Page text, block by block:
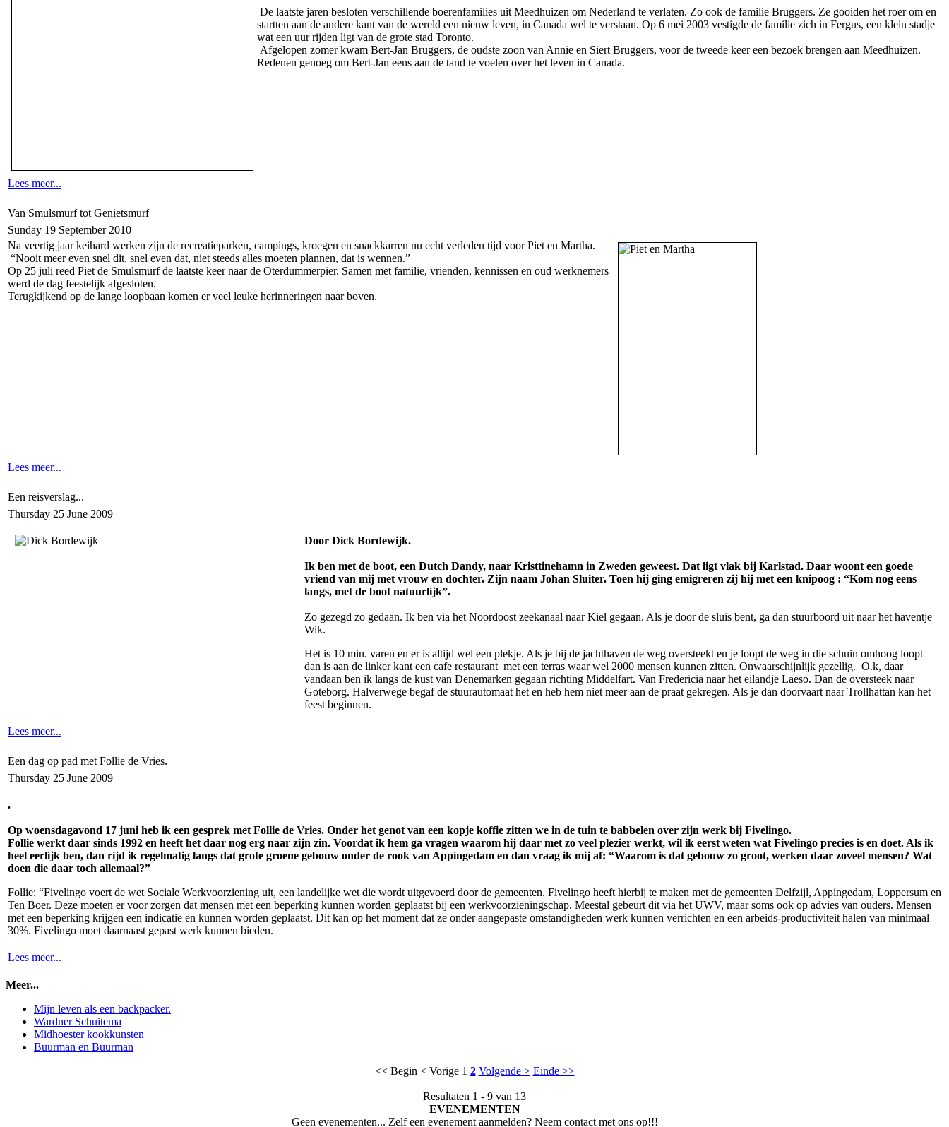
De laatste jaren besloten verschillende boerenfamilies uit Meedhuizen om Nederland te verlaten. Zo ook de familie Bruggers. Ze gooiden het roer om en
startten aan de andere kant van de wereld een nieuw leven, in Canada wel te verstaan. Op 6 mei 2003 vestigde de familie zich in Fergus, een klein stadje
wat een uur rijden ligt van de grote stad Toronto.
Afgelopen zomer kwam Bert-Jan Bruggers, de oudste zoon van Annie en Siert Bruggers, voor de tweede keer een bezoek brengen aan Meedhuizen.
Redenen genoeg om Bert-Jan eens aan de tand te voelen over het leven in Canada.
Lees meer...
Van Smulsmurf tot Genietsmurf
Sunday 19 September 2010
Na veertig jaar keihard werken zijn de recreatieparken, campings, kroegen en snackkarren nu echt verleden tijd voor Piet en Martha.
“Nooit meer even snel dit, snel even dat, niet steeds alles moeten plannen, dat is wennen.”
Op 25 juli reed Piet de Smulsmurf de laatste keer naar de Oterdummerpier. Samen met familie, vrienden, kennissen en oud werknemers
werd de dag feestelijk afgesloten.
Terugkijkend op de lange loopbaan komen er veel leuke herinneringen naar boven.
Lees meer...
Een reisverslag...
Thursday 25 June 2009
Door Dick Bordewijk.
Ik ben met de boot, een Dutch Dandy, naar Kristtinehamn in Zweden geweest. Dat ligt vlak bij Karlstad. Daar woont een goede
vriend van mij met vrouw en dochter. Zijn naam Johan Sluiter. Toen hij ging emigreren zij hij met een knipoog : “Kom nog eens
langs, met de boot natuurlijk”.
Zo gezegd zo gedaan. Ik ben via het Noordoost zeekanaal naar Kiel gegaan. Als je door de sluis bent, ga dan stuurboord uit naar het haventje
Wik.
Het is 10 min. varen en er is altijd wel een plekje. Als je bij de jachthaven de weg oversteekt en je loopt de weg in die schuin omhoog loopt
dan is aan de linker kant een cafe restaurant met een terras waar wel 2000 mensen kunnen zitten. Onwaarschijnlijk gezellig. O.k, daar
vandaan ben ik langs de kust van Denemarken gegaan richting Middelfart. Van Fredericia naar het eilandje Laeso. Dan de oversteek naar
Goteborg. Halverwege begaf de stuurautomaat het en heb hem niet meer aan de praat gekregen. Als je dan doorvaart naar Trollhattan kan het
feest beginnen.
Lees meer...
Een dag op pad met Follie de Vries.
Thursday 25 June 2009
.
Op woensdagavond 17 juni heb ik een gesprek met Follie de Vries. Onder het genot van een kopje koffie zitten we in de tuin te babbelen over zijn werk bij Fivelingo.
Follie werkt daar sinds 1992 en heeft het daar nog erg naar zijn zin. Voordat ik hem ga vragen waarom hij daar met zo veel plezier werkt, wil ik eerst weten wat Fivelingo precies is en doet. Als ik
heel eerlijk ben, dan rijd ik regelmatig langs dat grote groene gebouw onder de rook van Appingedam en dan vraag ik mij af: “Waarom is dat gebouw zo groot, werken daar zoveel mensen? Wat
doen die daar toch allemaal?”
Follie: “Fivelingo voert de wet Sociale Werkvoorziening uit, een landelijke wet die wordt uitgevoerd door de gemeenten. Fivelingo heeft hierbij te maken met de gemeenten Delfzijl, Appingedam, Loppersum en
Ten Boer. Deze moeten er voor zorgen dat mensen met een beperking kunnen worden geplaatst bij een werkvoorzieningschap. Meestal gebeurt dit via het UWV, maar soms ook op advies van ouders. Mensen
met een beperking krijgen een indicatie en kunnen worden geplaatst. Dit kan op het moment dat ze onder aangepaste omstandigheden werk kunnen verrichten en een arbeids-productiviteit halen van minimaal
30%. Fivelingo moet daarnaast gepast werk kunnen bieden.
Lees meer...
Meer...
Mijn leven als een backpacker.
Wardner Schuitema
Midhoester kookkunsten
Buurman en Buurman
<< Begin < Vorige 1 2 Volgende > Einde >>
Resultaten 1 - 9 van 13
EVENEMENTEN
Geen evenementen... Zelf een evenement aanmelden? Neem contact met ons op!!!